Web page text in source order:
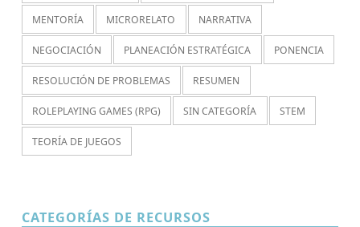
MENTORÍA MICRORELATO NARRATIVA
NEGOCIACIÓN PLANEACIÓN ESTRATÉGICA PONENCIA
RESOLUCIÓN DE PROBLEMAS RESUMEN
ROLEPLAYING GAMES (RPG) SIN CATEGORÍA STEM
TEORÍA DE JUEGOS
CATEGORÍAS DE RECURSOS